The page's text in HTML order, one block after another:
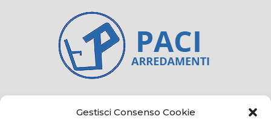
Gestisci Consenso Cookie
Credits Privacy and cookie